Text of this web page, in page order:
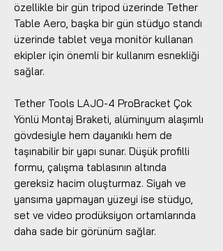
özellikle bir gün tripod üzerinde Tether
Table Aero, başka bir gün stüdyo standı
üzerinde tablet veya monitör kullanan
ekipler için önemli bir kullanım esnekliği
sağlar.
Tether Tools LAJO-4 ProBracket Çok
Yönlü Montaj Braketi, alüminyum alaşımlı
gövdesiyle hem dayanıklı hem de
taşınabilir bir yapı sunar. Düşük profilli
formu, çalışma tablasının altında
gereksiz hacim oluşturmaz. Siyah ve
yansıma yapmayan yüzeyi ise stüdyo,
set ve video prodüksiyon ortamlarında
daha sade bir görünüm sağlar.